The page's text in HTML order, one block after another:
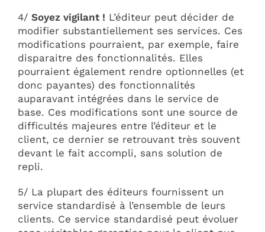
4/ Soyez vigilant ! L’éditeur peut décider de
modifier substantiellement ses services. Ces
modifications pourraient, par exemple, faire
disparaitre des fonctionnalités. Elles
pourraient également rendre optionnelles (et
donc payantes) des fonctionnalités
auparavant intégrées dans le service de
base. Ces modifications sont une source de
difficultés majeures entre l’éditeur et le
client, ce dernier se retrouvant très souvent
devant le fait accompli, sans solution de
repli.
5/ La plupart des éditeurs fournissent un
service standardisé à l’ensemble de leurs
clients. Ce service standardisé peut évoluer